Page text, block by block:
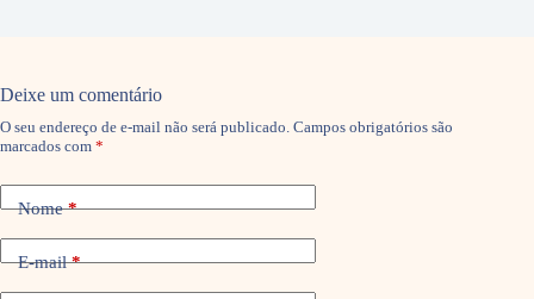
Deixe um comentário
O seu endereço de e-mail não será publicado. Campos obrigatórios são
marcados com *
Nome*
E-mail*